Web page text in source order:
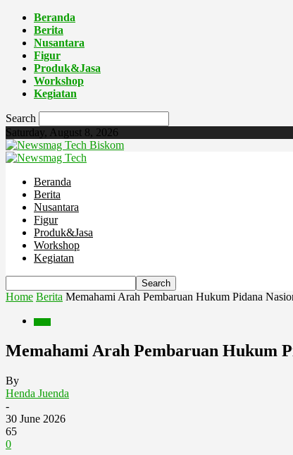
Beranda
Berita
Nusantara
Figur
Produk&Jasa
Workshop
Kegiatan
Search
Saturday, August 8, 2026
Biskom
Beranda
Berita
Nusantara
Figur
Produk&Jasa
Workshop
Kegiatan
Home Berita Memahami Arah Pembaruan Hukum Pidana
Memahami Arah Pembaruan Hukum
By
Henda Juenda
-
30 June 2026
65
0